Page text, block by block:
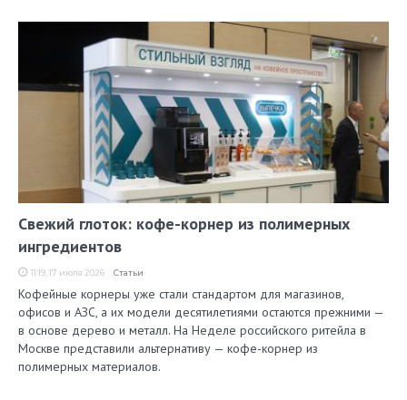
Свежий глоток: кофе-корнер из полимерных
ингредиентов
11:19, 17 июля 2026 Статьи
Кофейные корнеры уже стали стандартом для магазинов,
офисов и АЗС, а их модели десятилетиями остаются прежними —
в основе дерево и металл. На Неделе российского ритейла в
Москве представили альтернативу — кофе-корнер из
полимерных материалов.